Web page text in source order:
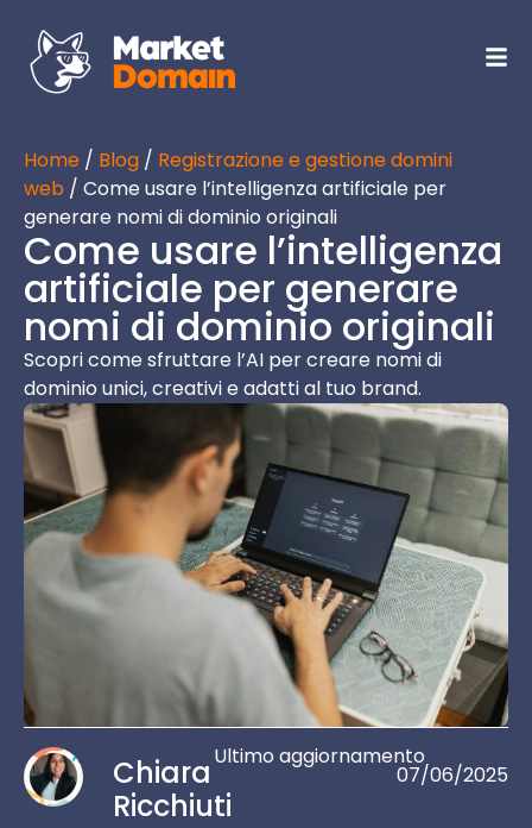
Home / Blog / Registrazione e gestione domini
web / Come usare l’intelligenza artificiale per
generare nomi di dominio originali
Come usare l’intelligenza
artificiale per generare
nomi di dominio originali
Scopri come sfruttare l’AI per creare nomi di
dominio unici, creativi e adatti al tuo brand.
Chiara
Ricchiuti
Ultimo aggiornamento
07/06/2025